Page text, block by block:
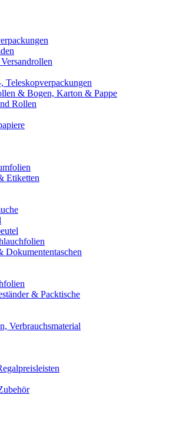
Teleskopverpackungen
& Bogen, Karton & Pappe
Rollen
Etiketten
Dokumententaschen
& Packtische
Verbrauchsmaterial